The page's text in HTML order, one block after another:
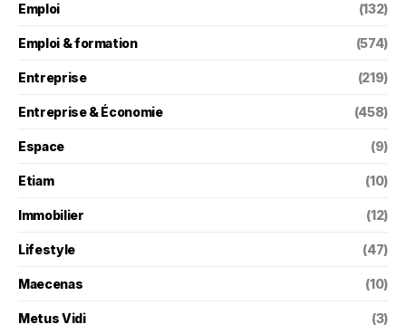
Emploi (132)
Emploi & formation (574)
Entreprise (219)
Entreprise & Économie (458)
Espace (9)
Etiam (10)
Immobilier (12)
Lifestyle (47)
Maecenas (10)
Metus Vidi (3)